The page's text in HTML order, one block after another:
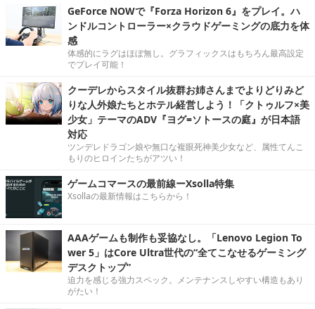
GeForce NOWで『Forza Horizon 6』をプレイ。ハ
ンドルコントローラー×クラウドゲーミングの底力を体
感
体感的にラグはほぼ無し。グラフィックスはもちろん最高設定
でプレイ可能！
クーデレからスタイル抜群お姉さんまでよりどりみど
りな人外娘たちとホテル経営しよう！「クトゥルフ×美
少女」テーマのADV『ヨグ=ソトースの庭』が日本語
対応
ツンデレドラゴン娘や無口な複眼死神美少女など、属性てんこ
もりのヒロインたちがアツい！
ゲームコマースの最前線ーXsolla特集
Xsollaの最新情報はこちらから！
AAAゲームも制作も妥協なし。「Lenovo Legion To
wer 5」はCore Ultra世代の“全てこなせるゲーミング
デスクトップ”
迫力を感じる強力スペック。メンテナンスしやすい構造もあり
がたい！